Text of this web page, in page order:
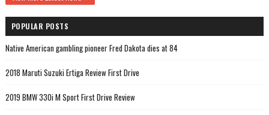
POPULAR POSTS
Native American gambling pioneer Fred Dakota dies at 84
2018 Maruti Suzuki Ertiga Review First Drive
2019 BMW 330i M Sport First Drive Review